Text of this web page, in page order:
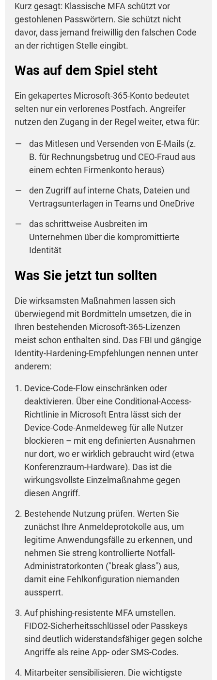
Kurz gesagt: Klassische MFA schützt vor
gestohlenen Passwörtern. Sie schützt nicht
davor, dass jemand freiwillig den falschen Code
an der richtigen Stelle eingibt.
Was auf dem Spiel steht
Ein gekapertes Microsoft-365-Konto bedeutet
selten nur ein verlorenes Postfach. Angreifer
nutzen den Zugang in der Regel weiter, etwa für:
das Mitlesen und Versenden von E-Mails (z.
B. für Rechnungsbetrug und CEO-Fraud aus
einem echten Firmenkonto heraus)
den Zugriff auf interne Chats, Dateien und
Vertragsunterlagen in Teams und OneDrive
das schrittweise Ausbreiten im
Unternehmen über die kompromittierte
Identität
Was Sie jetzt tun sollten
Die wirksamsten Maßnahmen lassen sich
überwiegend mit Bordmitteln umsetzen, die in
Ihren bestehenden Microsoft-365-Lizenzen
meist schon enthalten sind. Das FBI und gängige
Identity-Hardening-Empfehlungen nennen unter
anderem:
Device-Code-Flow einschränken oder
deaktivieren. Über eine Conditional-Access-
Richtlinie in Microsoft Entra lässt sich der
Device-Code-Anmeldeweg für alle Nutzer
blockieren – mit eng definierten Ausnahmen
nur dort, wo er wirklich gebraucht wird (etwa
Konferenzraum-Hardware). Das ist die
wirkungsvollste Einzelmaßnahme gegen
diesen Angriff.
Bestehende Nutzung prüfen. Werten Sie
zunächst Ihre Anmeldeprotokolle aus, um
legitime Anwendungsfälle zu erkennen, und
nehmen Sie streng kontrollierte Notfall-
Administratorkonten ("break glass") aus,
damit eine Fehlkonfiguration niemanden
aussperrt.
Auf phishing-resistente MFA umstellen.
FIDO2-Sicherheitsschlüssel oder Passkeys
sind deutlich widerstandsfähiger gegen solche
Angriffe als reine App- oder SMS-Codes.
Mitarbeiter sensibilisieren. Die wichtigste